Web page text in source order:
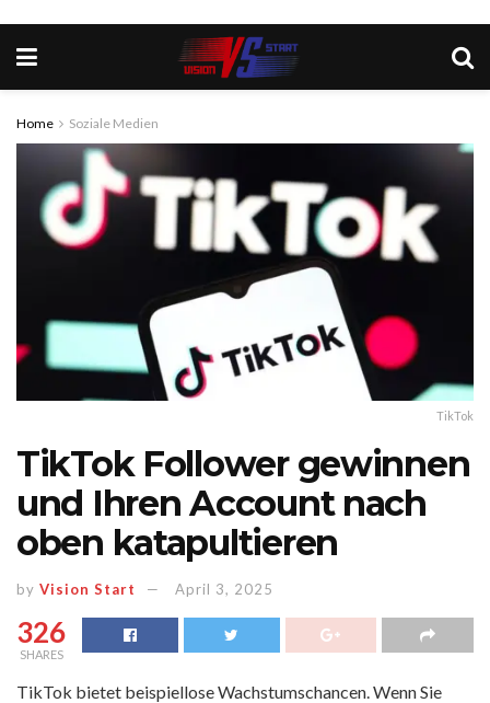
Home Soziale Medien
TikTok
TikTok Follower gewinnen
und Ihren Account nach
oben katapultieren
by Vision Start April 3, 2025
326
SHARES
TikTok bietet beispiellose Wachstumschancen. Wenn Sie